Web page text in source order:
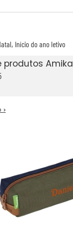
Início do ano letivo
produtos
>